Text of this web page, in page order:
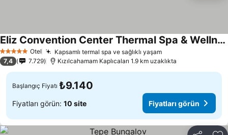
5 Yıldız Otel Kapsamlı termal spa ve sağlıklı yaşam
Eliz Convention Center Thermal Spa & Wellness
7,4 7.729 Kızılcahamam Kaplıcaları 1.9 km uzaklıkta
Başlangıç Fiyatı ₺9.140
Fiyatları görün: 10 site Fiyatları görün